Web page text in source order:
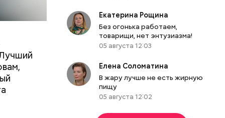
Екатерина Рощина
Без огонька работаем,
товарищи, нет энтузиазма!
05 августа 12:03
Елена Соломатина
В жару лучше не есть жирную
пищу
05 августа 12:02